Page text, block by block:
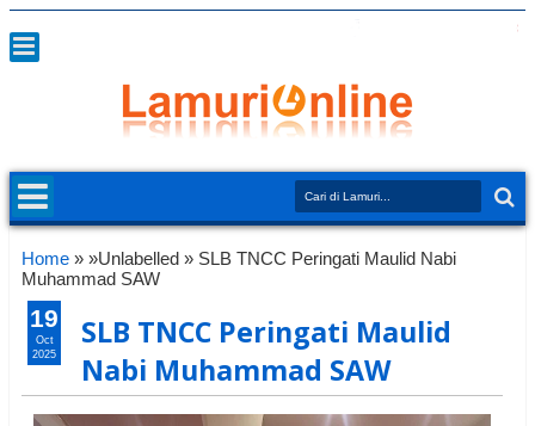
Home » »Unlabelled » SLB TNCC Peringati Maulid Nabi
Muhammad SAW
SLB TNCC Peringati Maulid
Nabi Muhammad SAW
19
Oct
2025